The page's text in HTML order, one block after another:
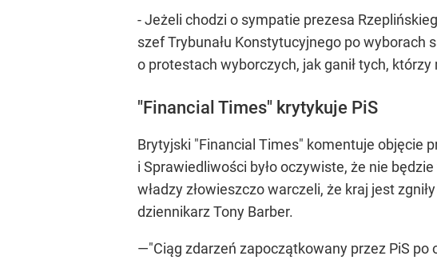
- Jeżeli chodzi o sympatie prezesa
szef Trybunału Konstytucyjnego po wyborach
o protestach wyborczych, jak ganił tych,
"Financial Times" krytykuje PiS
Brytyjski "Financial Times" komentuje objęcie
i Sprawiedliwości było oczywiste, że nie
władzy złowieszczo warczeli, że kraj jest
dziennikarz Tony Barber.
—"Ciąg zdarzeń zapoczątkowany przez PiS po